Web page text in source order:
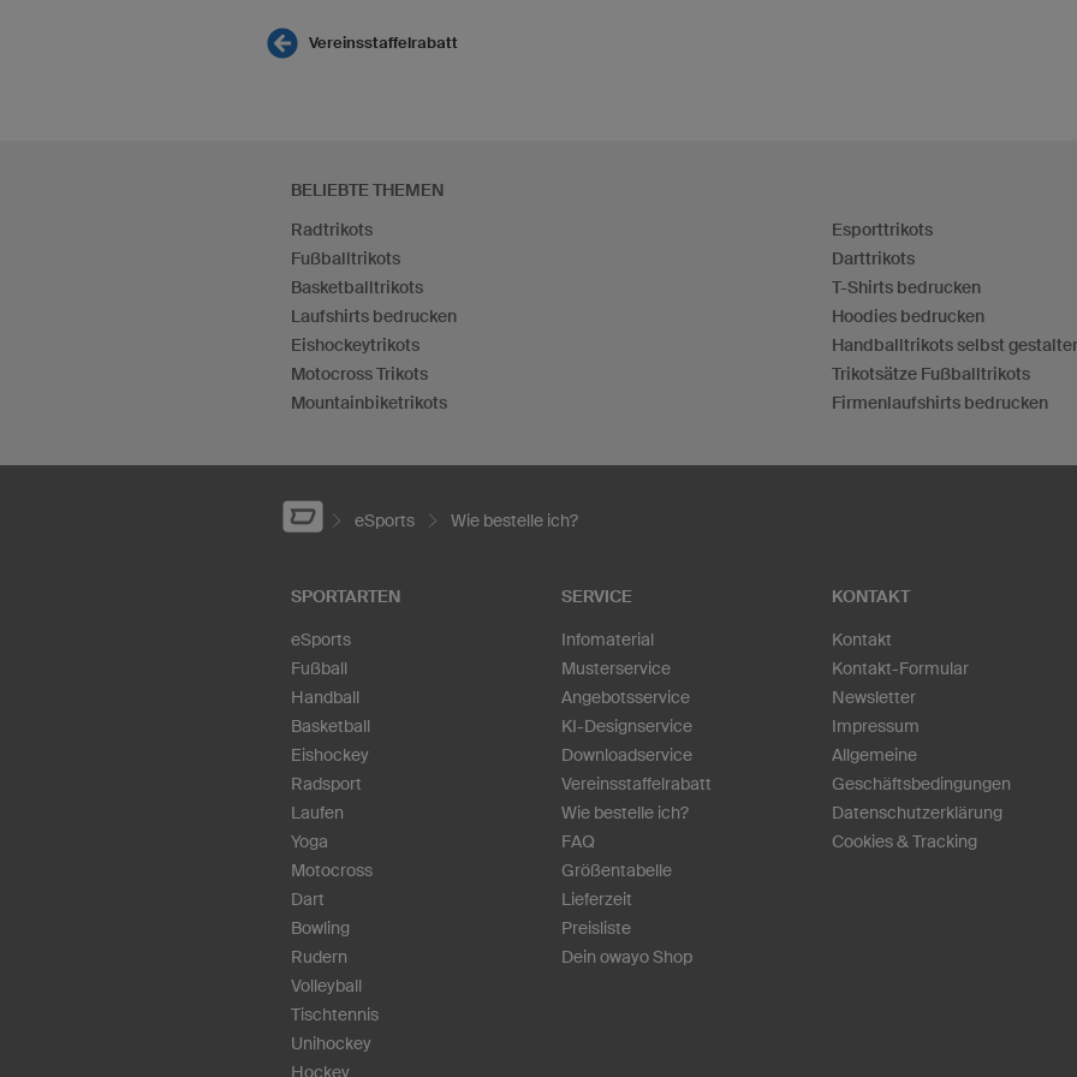
Vereinsstaffelrabatt
BELIEBTE THEMEN
Radtrikots
Fußballtrikots
Basketballtrikots
Laufshirts bedrucken
Eishockeytrikots
Motocross Trikots
Mountainbiketrikots
Esporttrikots
Darttrikots
T-Shirts bedrucken
Hoodies bedrucken
Handballtrikots selbst
Trikotsätze Fußballtrikots
Firmenlaufshirts bedrucken
eSports Wie bestelle ich?
SPORTARTEN
eSports
Fußball
Handball
Basketball
Eishockey
Radsport
Laufen
Yoga
Motocross
Dart
Bowling
Rudern
Volleyball
Tischtennis
Unihockey
Hockey
SERVICE
Infomaterial
Musterservice
Angebotsservice
KI-Designservice
Downloadservice
Vereinsstaffelrabatt
Wie bestelle ich?
FAQ
Größentabelle
Lieferzeit
Preisliste
Dein owayo Shop
KONTAKT
Kontakt
Kontakt-Formular
Newsletter
Impressum
Allgemeine
Geschäftsbedingungen
Datenschutzerklärung
Cookies & Tracking